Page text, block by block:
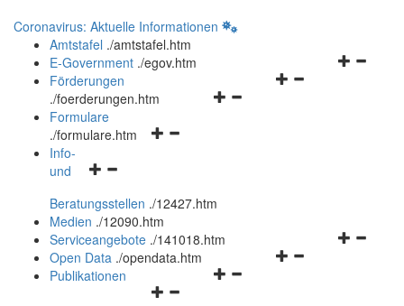
Coronavirus: Aktuelle Informationen
Amtstafel ./amtstafel.htm
Navigationsmenü
E-Government ./egov.htm
Navigationsmenü
Förderungen
./foerderungen.htm
Navigationsmenü
Formulare
./formulare.htm
Navigationsmenü
und
schließen
Info-
und
Beratungsstellen ./12427.htm
Medien ./12090.htm
Navigationsmenü
Serviceangebote ./141018.htm
Navigationsmenü
Open Data ./opendata.htm
Navigationsmenü
Publikationen